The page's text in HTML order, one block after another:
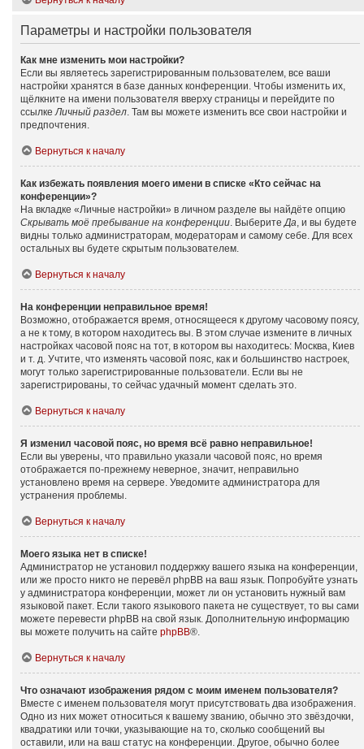
Параметры и настройки пользователя
Как мне изменить мои настройки?
Если вы являетесь зарегистрированным пользователем, все ваши
настройки хранятся в базе данных конференции. Чтобы изменить их,
щёлкните на имени пользователя вверху страницы и перейдите по
ссылкеЛичный раздел. Там вы можете изменить все свои настройки и
предпочтения.
Вернуться к началу
Как избежать появления моего имени в списке «Кто сейчас на
конференции»?
На вкладке «Личные настройки» в личном разделе вы найдёте опцию
Скрывать моё пребывание на конференции. ВыберитеДа, и вы будете
видны только администраторам, модераторам и самому себе. Для всех
остальных вы будете скрытым пользователем.
Вернуться к началу
На конференции неправильное время!
Возможно, отображается время, относящееся к другому часовому поясу,
а не к тому, в котором находитесь вы. В этом случае измените в личных
настройках часовой пояс на тот, в котором вы находитесь: Москва, Киев
и т. д. Учтите, что изменять часовой пояс, как и большинство настроек,
могут только зарегистрированные пользователи. Если вы не
зарегистрированы, то сейчас удачный момент сделать это.
Вернуться к началу
Я изменил часовой пояс, но время всё равно неправильное!
Если вы уверены, что правильно указали часовой пояс, но время
отображается по-прежнему неверное, значит, неправильно
установлено время на сервере. Уведомите администратора для
устранения проблемы.
Вернуться к началу
Моего языка нет в списке!
Администратор не установил поддержку вашего языка на конференции,
или же просто никто не перевёл phpBB на ваш язык. Попробуйте узнать
у администратора конференции, может ли он установить нужный вам
языковой пакет. Если такого языкового пакета не существует, то вы сами
можете перевести phpBB на свой язык. Дополнительную информацию
вы можете получить на сайте phpBB®.
Вернуться к началу
Что означают изображения рядом с моим именем пользователя?
Вместе с именем пользователя могут присутствовать два изображения.
Одно из них может относиться к вашему званию, обычно это звёздочки,
квадратики или точки, указывающие на то, сколько сообщений вы
оставили, или на ваш статус на конференции. Другое, обычно более